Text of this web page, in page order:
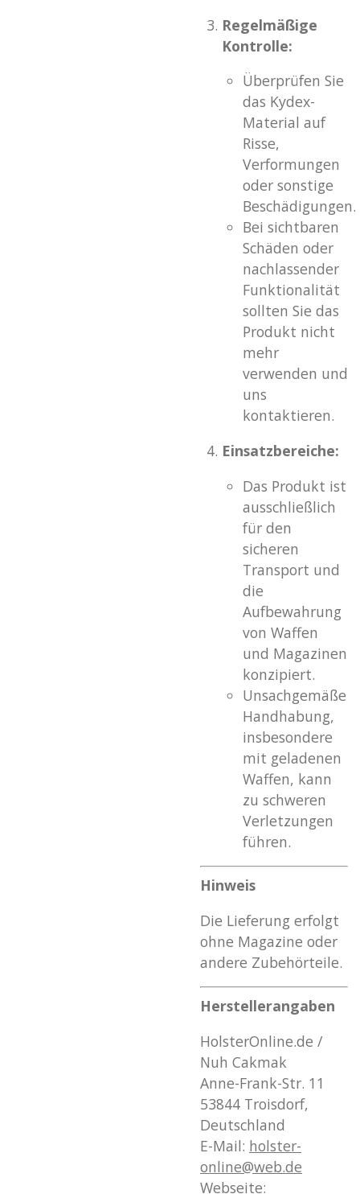
Regelmäßige
Kontrolle:
Überprüfen Sie
das Kydex-
Material auf
Risse,
Verformungen
oder sonstige
Beschädigungen.
Bei sichtbaren
Schäden oder
nachlassender
Funktionalität
sollten Sie das
Produkt nicht
mehr
verwenden und
uns
kontaktieren.
Einsatzbereiche:
Das Produkt ist
ausschließlich
für den
sicheren
Transport und
die
Aufbewahrung
von Waffen
und Magazinen
konzipiert.
Unsachgemäße
Handhabung,
insbesondere
mit geladenen
Waffen, kann
zu schweren
Verletzungen
führen.
Hinweis
Die Lieferung erfolgt
ohne Magazine oder
andere Zubehörteile.
Herstellerangaben
HolsterOnline.de /
Nuh Cakmak
Anne-Frank-Str. 11
53844 Troisdorf,
Deutschland
E-Mail: holster-
online@web.de
Webseite: